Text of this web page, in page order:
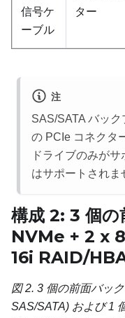
信号ケ
ーブル
ター
注
SAS/SATA バッ
の PCIe コネクタ
ドライブのみが
はサポートされま
構成 2: 3 個
NVMe + 2 x
16i RAID/
図 2. 3 個の前面バッ
SAS/SATA) および 1